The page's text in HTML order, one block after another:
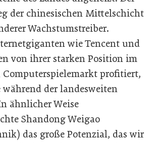
der chinesischen Mittelschicht
Wachstumstreiber.
wie Tencent und
von ihrer starken Position im
Computerspielemarkt profitiert,
während der landesweiten
ähnlicher Weise
Shandong Weigao
das große Potenzial, das wir